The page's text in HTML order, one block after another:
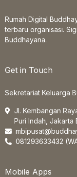
Rumah Digital
terbaru organisasi.
Buddhayana.
Get in Touch
Sekretariat Keluarga
Jl. Kembangan
Puri Indah, Jakarta
081293633432
Mobile Apps